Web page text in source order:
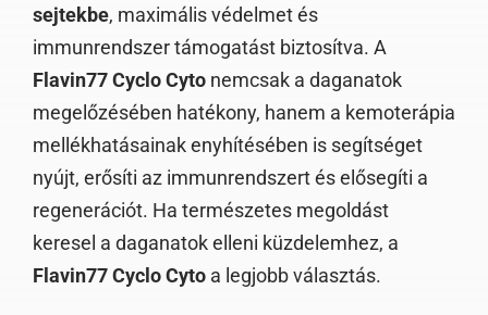
sejtekbe, maximális védelmet és
immunrendszer támogatást biztosítva. A
Flavin77 Cyclo Cyto nemcsak a daganatok
megelőzésében hatékony, hanem a kemoterápia
mellékhatásainak enyhítésében is segítséget
nyújt, erősíti az immunrendszert és elősegíti a
regenerációt. Ha természetes megoldást
keresel a daganatok elleni küzdelemhez, a
Flavin77 Cyclo Cyto a legjobb választás.